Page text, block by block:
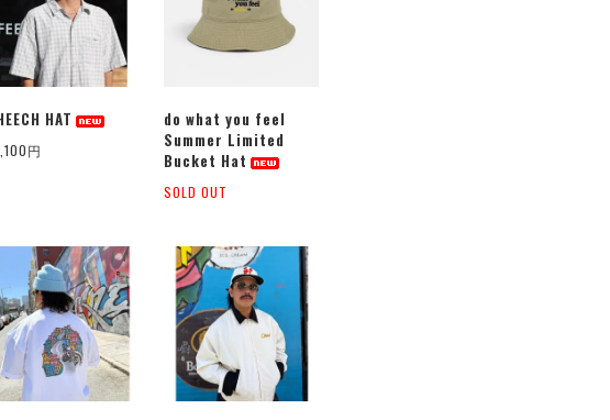
HAT
円
do what you feel
Summer Limited
Bucket Hat
SOLD OUT